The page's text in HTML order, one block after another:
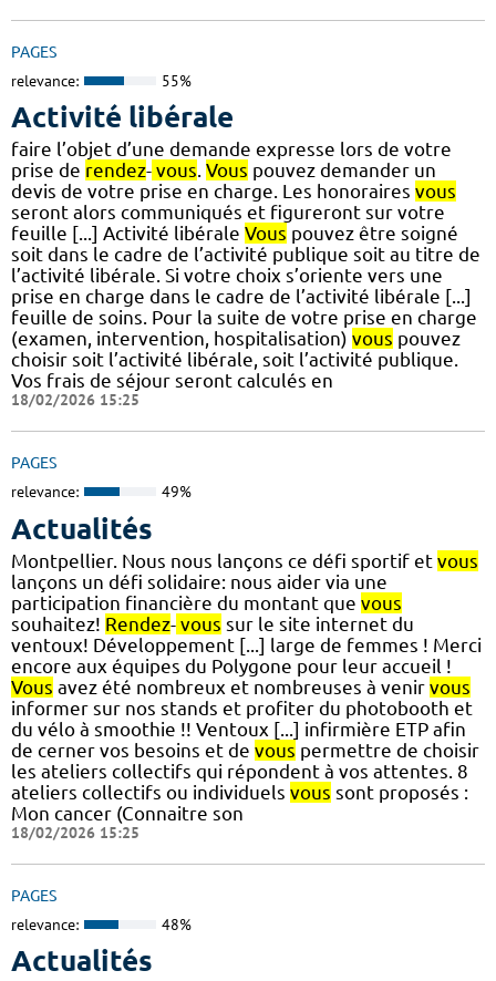
PAGES
relevance: 55%
Activité libérale
faire l’objet d’une demande expresse lors de votre
prise de rendez- vous. Vous pouvez demander un
devis de votre prise en charge. Les honoraires vous
seront alors communiqués et figureront sur votre
feuille [...] Activité libérale Vous pouvez être soigné
soit dans le cadre de l’activité publique soit au titre de
l’activité libérale. Si votre choix s’oriente vers une
prise en charge dans le cadre de l’activité libérale [...]
feuille de soins. Pour la suite de votre prise en charge
(examen, intervention, hospitalisation) vous pouvez
choisir soit l’activité libérale, soit l’activité publique.
Vos frais de séjour seront calculés en
18/02/2026 15:25
PAGES
relevance: 49%
Actualités
Montpellier. Nous nous lançons ce défi sportif et vous
lançons un défi solidaire: nous aider via une
participation financière du montant que vous
souhaitez! Rendez- vous sur le site internet du
ventoux! Développement [...] large de femmes ! Merci
encore aux équipes du Polygone pour leur accueil !
Vous avez été nombreux et nombreuses à venir vous
informer sur nos stands et profiter du photobooth et
du vélo à smoothie !! Ventoux [...] infirmière ETP afin
de cerner vos besoins et de vous permettre de choisir
les ateliers collectifs qui répondent à vos attentes. 8
ateliers collectifs ou individuels vous sont proposés :
Mon cancer (Connaitre son
18/02/2026 15:25
PAGES
relevance: 48%
Actualités